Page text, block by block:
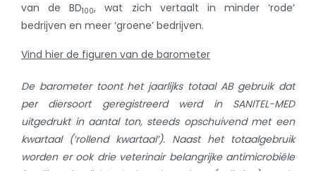
van de BD100, wat zich vertaalt in minder ‘rode’
bedrijven en meer ‘groene’ bedrijven.
Vind hier de figuren van de barometer
De barometer toont het jaarlijks totaal AB gebruik dat
per diersoort geregistreerd werd in SANITEL-MED
uitgedrukt in aantal ton, steeds opschuivend met een
kwartaal (‘rollend kwartaal’). Naast het totaalgebruik
worden er ook drie veterinair belangrijke antimicrobiële